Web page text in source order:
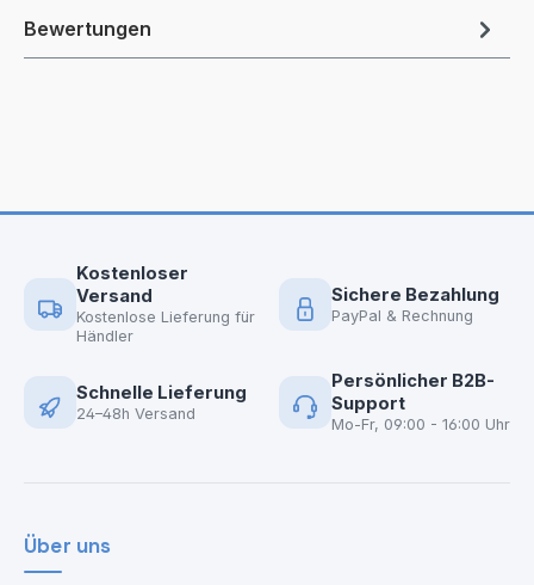
Bewertungen
Kostenloser
Versand
Kostenlose Lieferung für
Händler
Sichere Bezahlung
PayPal & Rechnung
Schnelle Lieferung
24–48h Versand
Persönlicher B2B-
Support
Mo-Fr, 09:00 - 16:00 Uhr
Über uns